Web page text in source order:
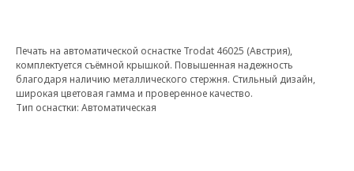
Печать на автоматической оснастке Trodat 46025 (Австрия),
комплектуется съёмной крышкой. Повышенная надежность
благодаря наличию металлического стержня. Стильный дизайн,
широкая цветовая гамма и проверенное качество.
Тип оснастки: Автоматическая